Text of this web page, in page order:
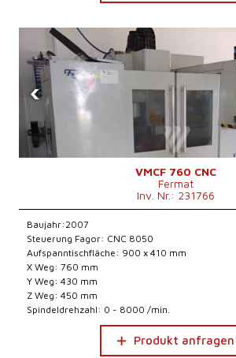
‹
VMCF 760 CNC
Fermat
Inv. Nr.: 231766
Baujahr:2007
Steuerung Fagor: CNC 8050
Aufspanntischfläche: 900 x 410 mm
X Weg: 760 mm
Y Weg: 430 mm
Z Weg: 450 mm
Spindeldrehzahl: 0 - 8000 /min.
Produkt anfragen